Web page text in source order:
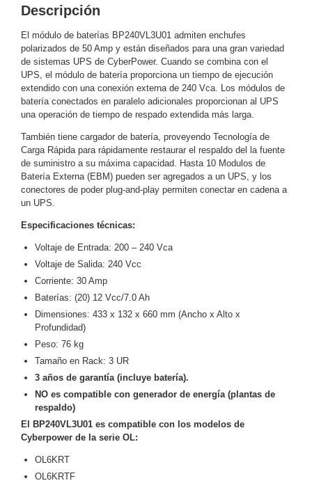
CaPTelefónico
HDMI
Cámaras
IP y NVRs
Ambientes
Salinos
(Anticorrosión)AntiexplosiónBalaCodificadores
y
Decodificadores
de
Video
Cubo Domo
/ Eyeball /
Fisheye
HemisféricasLente
MotorizadoNVRs
Network
Video
RecordersOcultas
Profesionales
PTZTérmicas
WiFi
/ 4G /
Inalámbricas
Cámaras
HD
TurboHD
Descripción
El módulo de baterías BP240VL3U01 admiten enchufes
polarizados de 50 Amp y están diseñados para una gran variedad
de sistemas UPS de CyberPower. Cuando se combina con el
UPS, el módulo de batería proporciona un tiempo de ejecución
extendido con una conexión externa de 240 Vca. Los módulos de
batería conectados en paralelo adicionales proporcionan al UPS
una operación de tiempo de respado extendida más larga.
También tiene cargador de batería, proveyendo Tecnología de
Carga Rápida para rápidamente restaurar el respaldo del la fuente
de suministro a su máxima capacidad. Hasta 10 Modulos de
Batería Externa (EBM) pueden ser agregados a un UPS, y los
conectores de poder plug-and-play permiten conectar en cadena a
un UPS.
Especificaciones técnicas:
Voltaje de Entrada: 200 – 240 Vca
Voltaje de Salida: 240 Vcc
Corriente: 30 Amp
Baterías: (20) 12 Vcc/7.0 Ah
Dimensiones: 433 x 132 x 660 mm (Ancho x Alto x
Profundidad)
Peso: 76 kg
Tamaño en Rack: 3 UR
3 años de garantía (incluye batería).
NO es compatible con generador de energía (plantas de
respaldo)
El BP240VL3U01 es compatible con los modelos de
Cyberpower de la serie OL:
OL6KRT
OL6KRTF